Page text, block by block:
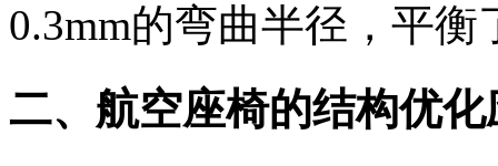
0.3mm的弯曲半径，平
二、航空座椅的结构优化